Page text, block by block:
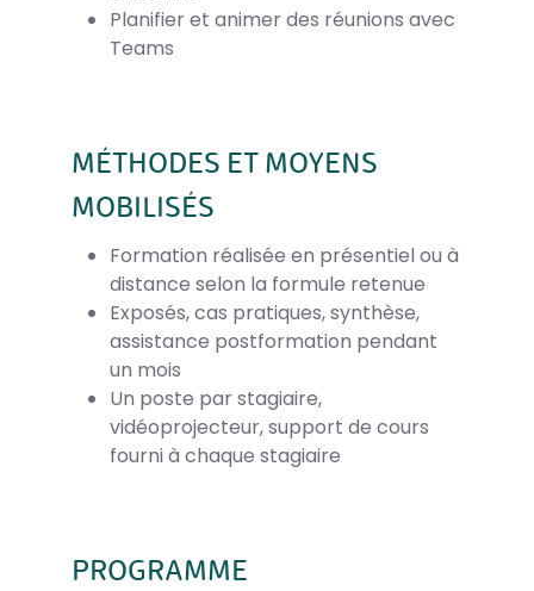
Planifier et animer des réunions avec
Teams
MÉTHODES ET MOYENS
MOBILISÉS
Formation réalisée en présentiel ou à
distance selon la formule retenue
Exposés, cas pratiques, synthèse,
assistance postformation pendant
un mois
Un poste par stagiaire,
vidéoprojecteur, support de cours
fourni à chaque stagiaire
PROGRAMME